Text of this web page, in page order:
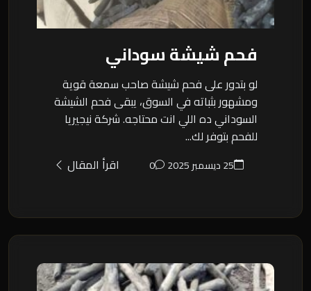
فحم شيشة سوداني
لو بتدور على فحم شيشة صاحب سمعة قوية
ومشهور بثباته في السوق، يبقى فحم الشيشة
السوداني ده اللي انت محتاجه. شركة نيجيريا
للفحم بتوفر لك...
25 ديسمبر 2025 0 اقرأ المقال